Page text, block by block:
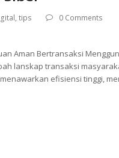
, tips 0 Comments
Aman Bertransaksi
lanskap transaksi
efisiensi tinggi,